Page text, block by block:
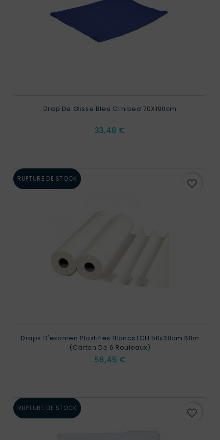
Drap De Glisse Bleu Clinibed 70X190cm
Prix
33,48 €
RUPTURE DE STOCK favorite_border
Draps D'examen Plastifiés Blancs LCH 50x38cm 68m
(Carton De 6 Rouleaux)
Prix
58,45 €
RUPTURE DE STOCK favorite_border